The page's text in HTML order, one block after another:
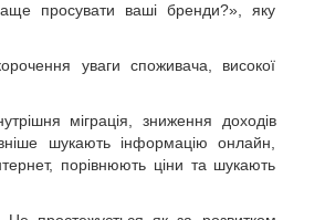
просувати ваші бренди?», яку
уваги споживача, високої
міграція, зниження доходів
шукають інформацію онлайн,
порівнюють ціни та шукають